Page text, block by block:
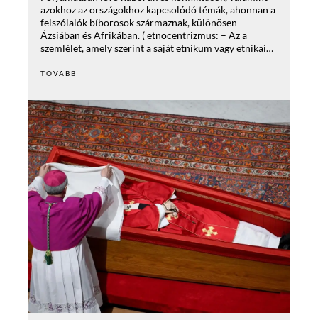
azokhoz az országokhoz kapcsolódó témák, ahonnan a
felszólalók bíborosok származnak, különösen
Ázsiában és Afrikában. ( etnocentrizmus: – Az a
szemlélet, amely szerint a saját etnikum vagy etnikai…
TOVÁBB